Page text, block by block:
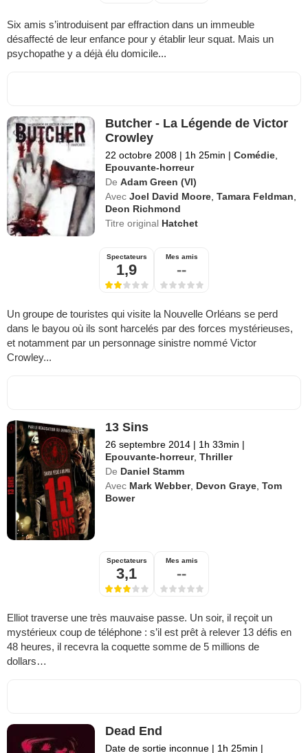
Six amis s’introduisent par effraction dans un immeuble
désaffecté de leur enfance pour y établir leur squat. Mais un
psychopathe y a déjà élu domicile...
Butcher - La Légende de Victor
Crowley
22 octobre 2008 | 1h 25min | Comédie
Epouvante-horreur
De Adam Green (VI)
Avec Joel David Moore ,Tamara Feldman
Deon Richmond
Titre original Hatchet
Spectateurs
1,9
Mes amis
--
Un groupe de touristes qui visite la Nouvelle Orléans se perd
dans le bayou où ils sont harcelés par des forces mystérieuses,
et notamment par un personnage sinistre nommé Victor
Crowley...
13 Sins
26 septembre 2014 | 1h 33min |
Epouvante-horreur,Thriller
De Daniel Stamm
Avec Mark Webber, Devon Graye ,Tom
Bower
Spectateurs
3,1
Mes amis
--
Elliot traverse une très mauvaise passe. Un soir, il reçoit un
mystérieux coup de téléphone : s’il est prêt à relever 13 défis en
48 heures, il recevra la coquette somme de 5 millions de
dollars…
Dead End
Date de sortie inconnue | 1h 25min |